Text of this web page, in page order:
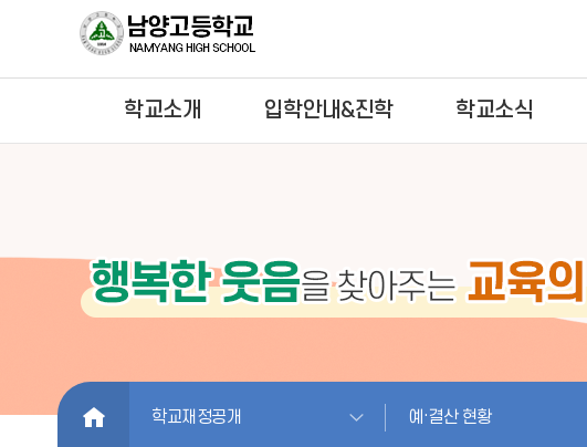
학교소개 입학안내&진학 학교소식
HOME 학교재정공개 예·결산 현황